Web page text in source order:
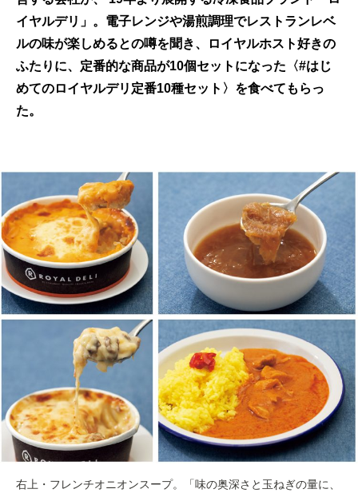
イヤルデリ」。電子レンジや湯煎調理でレストランレベ
ルの味が楽しめるとの噂を聞き、ロイヤルホスト好きの
ふたりに、定番的な商品が10個セットになった〈#はじ
めてのロイヤルデリ定番10種セット〉を食べてもらっ
た。
右上・フレンチオニオンスープ。「味の奥深さと玉ねぎの量に、